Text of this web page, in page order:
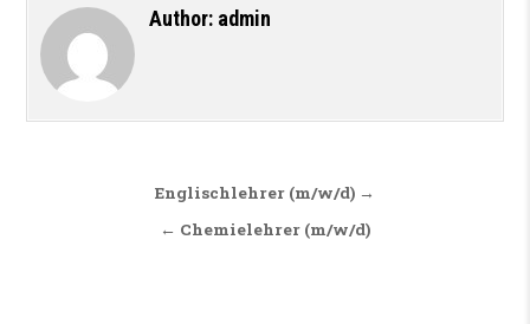
Author: admin
Beitragsnavigation
Englischlehrer (m/w/d) →
← Chemielehrer (m/w/d)